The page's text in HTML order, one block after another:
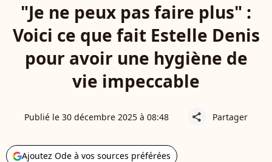
"Je ne peux pas faire plus" :
Voici ce que fait Estelle Denis
pour avoir une hygiène de
vie impeccable
Publié le 30 décembre 2025 à 08:48 share Partager
Ajoutez Ode à vos sources préférées